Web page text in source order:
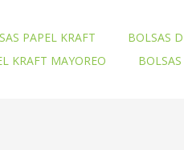
PAPEL KRAFT BOLSAS
KRAFT MAYOREO